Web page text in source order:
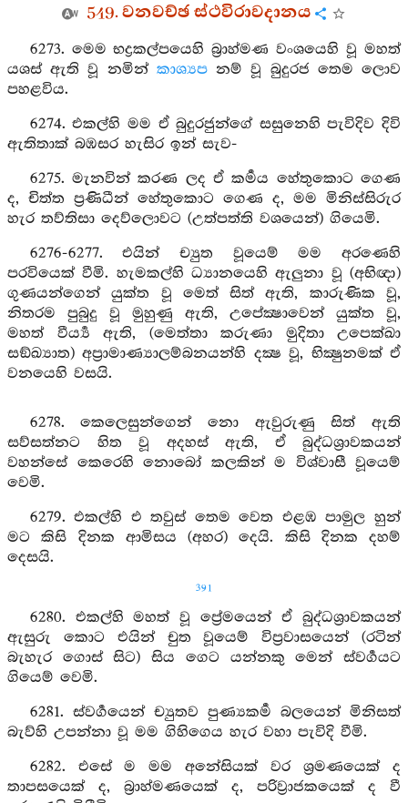
549. වනවච්ඡ ස්ථවිරාවදානය
6273. මෙම භද්‍රකල්පයෙහි බ්‍රාහ්මණ වංශයෙහි වූ මහත්
යශස් ඇති වූ නමින් කාශ්‍යපනම් වූ බුදුරජ තෙම ලොව
පහළවිය.
6274. එකල්හි මම ඒ බුදුරජුන්ගේ සසුනෙහි පැවිදිව දිවි
ඇතිතාක් බඹසර හැසිර ඉන් සැව-
6275. මැනවින් කරණ ලද ඒ කර්‍මය හේතුකොට ගෙණ
ද, චිත්ත ප්‍රණිධීන් හේතුකොට ගෙණ ද, මම මිනිස්සිරුර
හැර තව්තිසා දෙව්ලොවට (උත්පත්ති වශයෙන්) ගියෙමි.
6276-6277. එයින් ච්‍යුත වූයෙම් මම අරණෙහි
පරවියෙක් වීමි. හැමකල්හි ධ්‍යානයෙහි ඇලුනා වූ (අභිඥා)
ගුණයන්ගෙන් යුක්ත වූ මෙත් සිත් ඇති, කාරුණික වූ,
නිතරම පුබුදු වූ මුහුණු ඇති, උපේක්‍ෂාවෙන් යුක්ත වූ,
මහත් වීර්‍ය්‍ය ඇති, (මෙත්තා කරුණා මුදිතා උපෙක්ඛා
සඞ්ඛ්‍යාත) අප්‍රාමාණ්‍යාලම්බනයන්හි දක්‍ෂ වූ, භික්‍ෂුනමක් ඒ
වනයෙහි වසයි.
6278. කෙලෙසුන්ගෙන් නො ඇවුරුණු සිත් ඇති
සව්සත්නට හිත වූ අදහස් ඇති, ඒ බුද්ධශ්‍රාවකයන්
වහන්සේ කෙරෙහි නොබෝ කලකින් ම විශ්වාසී වූයෙම්
වෙමි.
6279. එකල්හි එ තවුස් තෙම වෙත එළඹ පාමුල හුන්
මට කිසි දිනක ආමිසය (අහර) දෙයි. කිසි දිනක දහම්
දෙසයි.
391
6280. එකල්හි මහත් වූ ප්‍රේමයෙන් ඒ බුද්ධශ්‍රාවකයන්
ඇසුරු කොට එයින් චුත වූයෙම් විප්‍රවාසයෙන් (රටින්
බැහැර ගොස් සිට) සිය ගෙට යන්නකු මෙන් ස්වර්‍ගයට
ගියෙම් වෙමි.
6281. ස්වර්‍ගයෙන් ච්‍යුතව පුණ්‍යකර්‍ම බලයෙන් මිනිසත්
බැව්හි උපන්නා වූ මම ගිහිගෙය හැර වහා පැවිදි වීමි.
6282. එසේ ම මම අනේසියක් වර ශ්‍රමණයෙක් ද
තාපසයෙක් ද, බ්‍රාහ්මණයෙක් ද, පරිව්‍රාජකයෙක් ද වී